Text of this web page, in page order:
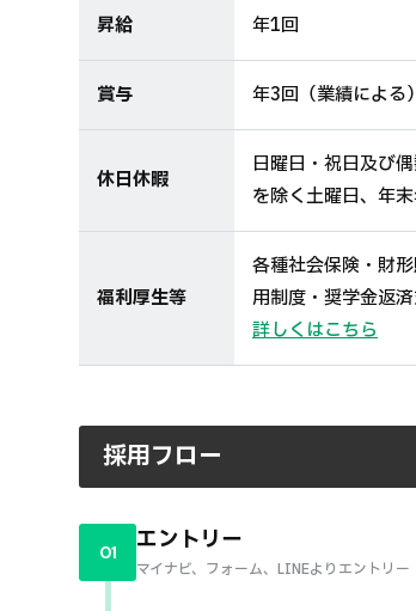
昇給 年1回
賞与 年3回（業績による
休日休暇
日曜日・祝日及び
を除く土曜日、年
福利厚生等
各種社会保険・財
用制度・奨学金返
詳しくはこちら
採用フロー
01 エントリー
マイナビ、フォーム、LINEよりエントリー